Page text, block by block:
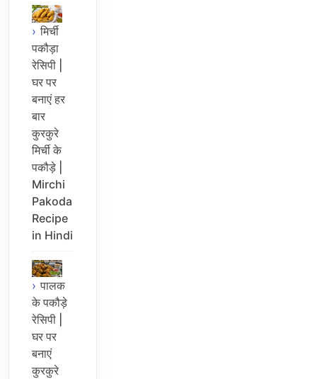
मिर्ची
पकौड़ा
रेसिपी |
घर पर
बनाएं हर
बार
कुरकुरे
मिर्ची के
पकौड़े |
Mirchi
Pakoda
Recipe
in Hindi
पालक
के पकौड़े
रेसिपी |
घर पर
बनाएं
कुरकुरे